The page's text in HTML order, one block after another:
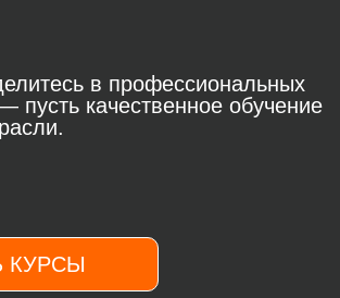
в профессиональных
пусть качественное обучение
КУРСЫ